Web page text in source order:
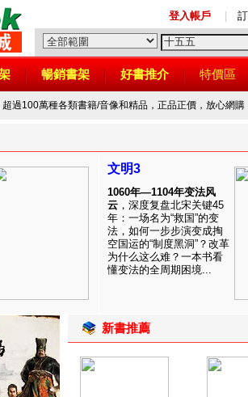
登入帳戶
暢銷書架 好書推介 特價區
超過100萬種各類書籍/音像和精品，正品正價，放心網購
文明3
1060年—1104年变法风
云 ，深度复盘北宋关键45
年：一场名为“救国”的变
法，如何一步步演变成掏
空国运的“制度黑洞”？改革
为什么这么难？一本书看
懂变法的全周期困境...
新書推薦